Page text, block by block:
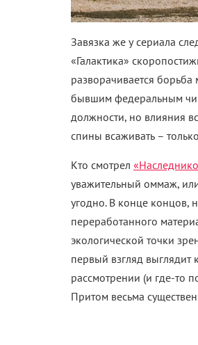
Завязка же у сериала
«Галактика»
разворачивается
бывшим федеральным
должности, но влияния
спины всаживать –
Кто смотрел
уважительный оммаж,
угодно. В конце концов,
переработанного
экологической точки
первый взгляд
рассмотрении (и где-то
Притом весьма